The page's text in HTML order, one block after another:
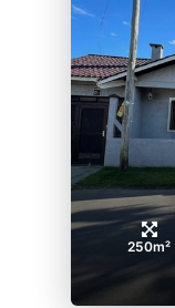
250m²